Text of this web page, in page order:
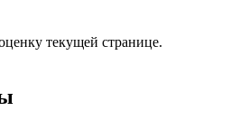
текущей странице.